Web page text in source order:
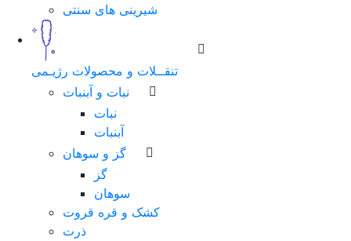
شیرینی های سنتی
تنقــلات و محصولات رژیـمی
نبات و آبنبات
نبات
آبنبات
گز و سوهان
گز
سوهان
کشک و قره قروت
ذرت